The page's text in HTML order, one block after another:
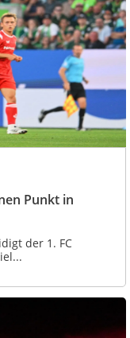
Punkt in
der 1. FC